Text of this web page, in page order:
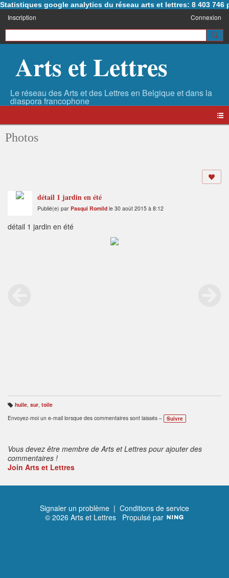
Statistiques google analytics du réseau arts et lettres: 8 403 746
Inscription Connexion
Arts et Lettres
Photos
détail 1 jardin en été
Publié(e) par Pasqui Romild le 30 août 2015 à 8:12
détail 1 jardin en été
B
ali
s
huile, sur, toile
Envoyez-moi un e-mail lorsque des commentaires sont laissés –
Suivre
Vous devez être membre de Arts et Lettres pour ajouter des
commentaires !
Join Arts et Lettres
Signaler un problème | Conditions de service
© 2026 Arts et Lettres Propulsé par